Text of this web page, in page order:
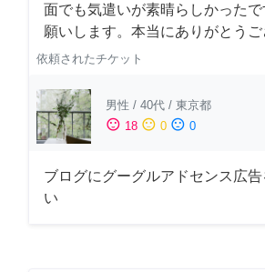
面でも気遣いが素晴らしかった
願いします。本当にありがとうご
依頼されたチケット
男性 / 40代 / 東京都
sentiment_satisfied 18 sentiment_neutral 0 sentiment_dissatisfied 0
ブログにグーグルアドセンス広
い